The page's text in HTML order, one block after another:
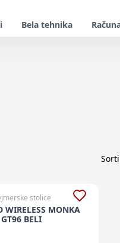
Bela tehnika
stolice
WIRELESS MONKA
GT96 BELI